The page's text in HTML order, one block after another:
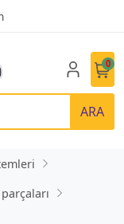
ARA
0